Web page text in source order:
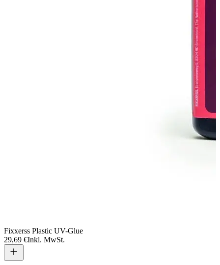
Fixxerss Plastic UV-Glue
29,69 €Inkl. MwSt.